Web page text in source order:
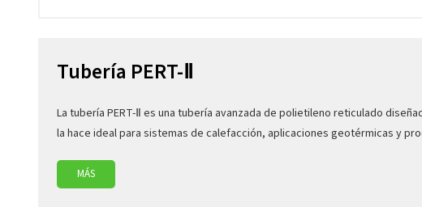
Tubería PERT-Ⅱ
La tubería PERT-Ⅱ es una tubería avanzada de polietileno reticulado
la hace ideal para sistemas de calefacción, aplicaciones geotérmicas y
MÁS